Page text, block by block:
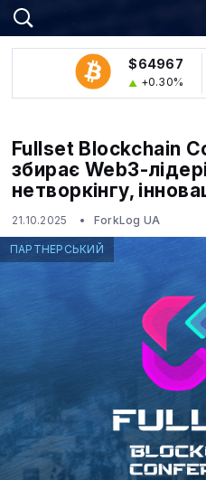
$64967
+0.30%
Fullset Blockchain
збирає Web3-
нетворкінгу,
21.10.2025 ForkLog UA